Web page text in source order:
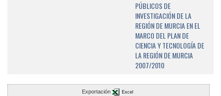
PÚBLICOS DE
INVESTIGACIÓN DE LA
REGIÓN DE MURCIA EN EL
MARCO DEL PLAN DE
CIENCIA Y TECNOLOGÍA DE
LA REGIÓN DE MURCIA
2007/2010
Exportación Excel